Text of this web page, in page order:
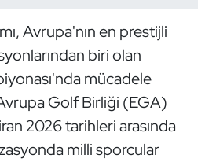
Avrupa'nın en prestijli
biri olan
mücadele
Golf Birliği (EGA)
2026 tarihleri arasında
milli sporcular